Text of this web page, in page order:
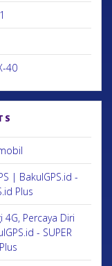
40
| BakulGPS.id -
Plus
4G, Percaya Diri
- SUPER